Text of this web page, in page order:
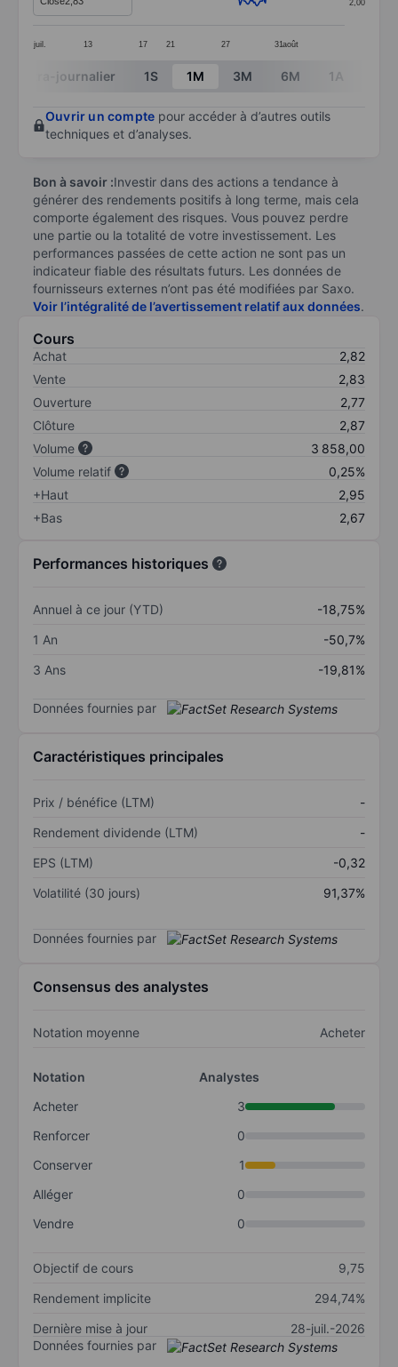
juil. 13 17 21 27 31août
2,00
End of interactive chart.
Intra-journalier 1S 1M 3M 6M 1A
Ouvrir un compte pour accéder à d’autres outils
techniques et d’analyses.
Bon à savoir :Investir dans des actions a tendance à
générer des rendements positifs à long terme, mais cela
comporte également des risques. Vous pouvez perdre
une partie ou la totalité de votre investissement. Les
performances passées de cette action ne sont pas un
indicateur fiable des résultats futurs. Les données de
fournisseurs externes n’ont pas été modifiées par Saxo.
Voir l’intégralité de l’avertissement relatif aux données.
Cours
Achat
2,82
Vente
2,83
Ouverture
2,77
Clôture
2,87
Volume
3 858,00
Volume relatif
0,25%
+Haut
2,95
+Bas
2,67
Performances historiques
Annuel à ce jour (YTD)
-18,75%
1 An
-50,7%
3 Ans
-19,81%
Données fournies par
Caractéristiques principales
Prix / bénéfice (LTM)
-
Rendement dividende (LTM)
-
EPS (LTM)
-0,32
Volatilité (30 jours)
91,37%
Données fournies par
Consensus des analystes
Notation moyenne Acheter
Notation
Analystes
Acheter
3
Renforcer
0
Conserver
1
Alléger
0
Vendre
0
Objectif de cours
9,75
Rendement implicite
294,74%
Dernière mise à jour
28-juil.-2026
Données fournies par